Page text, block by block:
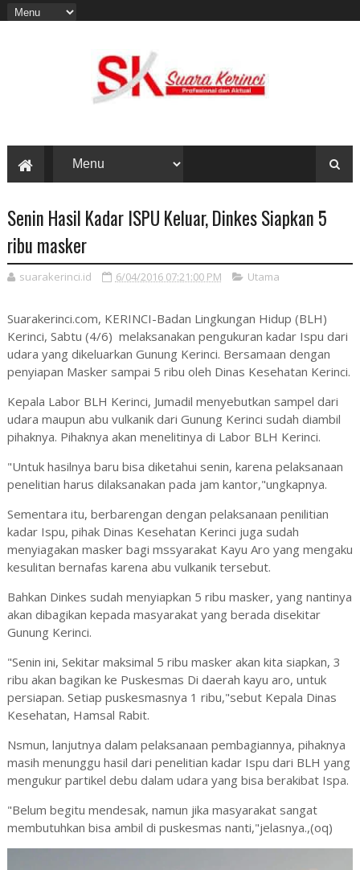
Senin Hasil Kadar ISPU Keluar, Dinkes Siapkan 5
ribu masker
suarakerinci.id 6/04/2016 07:21:00 PM Utama
Suarakerinci.com, KERINCI-Badan Lingkungan Hidup (BLH)
Kerinci, Sabtu (4/6) melaksanakan pengukuran kadar Ispu dari
udara yang dikeluarkan Gunung Kerinci. Bersamaan dengan
penyiapan Masker sampai 5 ribu oleh Dinas Kesehatan Kerinci.
Kepala Labor BLH Kerinci, Jumadil menyebutkan sampel dari
udara maupun abu vulkanik dari Gunung Kerinci sudah diambil
pihaknya. Pihaknya akan menelitinya di Labor BLH Kerinci.
"Untuk hasilnya baru bisa diketahui senin, karena pelaksanaan
penelitian harus dilaksanakan pada jam kantor,"ungkapnya.
Sementara itu, berbarengan dengan pelaksanaan penilitian
kadar Ispu, pihak Dinas Kesehatan Kerinci juga sudah
menyiagakan masker bagi mssyarakat Kayu Aro yang mengaku
kesulitan bernafas karena abu vulkanik tersebut.
Bahkan Dinkes sudah menyiapkan 5 ribu masker, yang nantinya
akan dibagikan kepada masyarakat yang berada disekitar
Gunung Kerinci.
"Senin ini, Sekitar maksimal 5 ribu masker akan kita siapkan, 3
ribu akan bagikan ke Puskesmas Di daerah kayu aro, untuk
persiapan. Setiap puskesmasnya 1 ribu,"sebut Kepala Dinas
Kesehatan, Hamsal Rabit.
Nsmun, lanjutnya dalam pelaksanaan pembagiannya, pihaknya
masih menunggu hasil dari penelitian kadar Ispu dari BLH yang
mengukur partikel debu dalam udara yang bisa berakibat Ispa.
"Belum begitu mendesak, namun jika masyarakat sangat
membutuhkan bisa ambil di puskesmas nanti,"jelasnya.,(oq)